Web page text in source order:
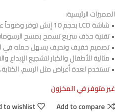
المميزات الرئيسية:
• شاشة LCD بحجم 10 إنش توفر وضوحاً عالياً للرسم والكتابة
• تقنية حذف سريع تسمح بمسح
• تصميم خفيف ونحيف يسهل حمله في
• مثالية للأطفال والكبار لتشجيع الإبداع
• تستخدم لعدة أغراض مثل الرسم،
غير متوفر في المخزون
Add to compare
to wishlist